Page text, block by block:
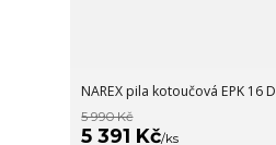
NAREX pila kotoučová EPK 16 D
5 990 Kč
5 391 Kč/ks